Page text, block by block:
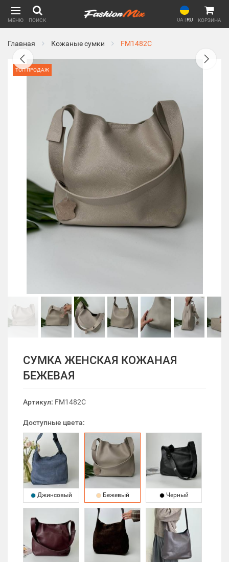
МЕНЮ ПОИСК UA |RU КОРЗИНА
Главная Кожаные сумки FM1482C
ТОП ПРОДАЖ
СУМКА ЖЕНСКАЯ КОЖАНАЯ
БЕЖЕВАЯ
Артикул: FM1482C
Доступные цвета:
Джинсовый Бежевый Черный